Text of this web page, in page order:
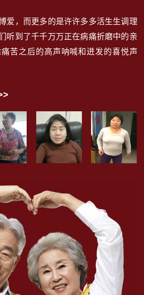
爱，而更多的是许许多多活生生调理
听到了千千万万正在病痛折磨中的亲
苦之后的高声呐喊和迸发的喜悦声